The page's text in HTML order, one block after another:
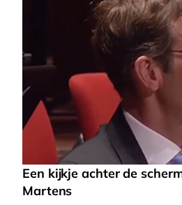
Een kijkje achter de
Martens